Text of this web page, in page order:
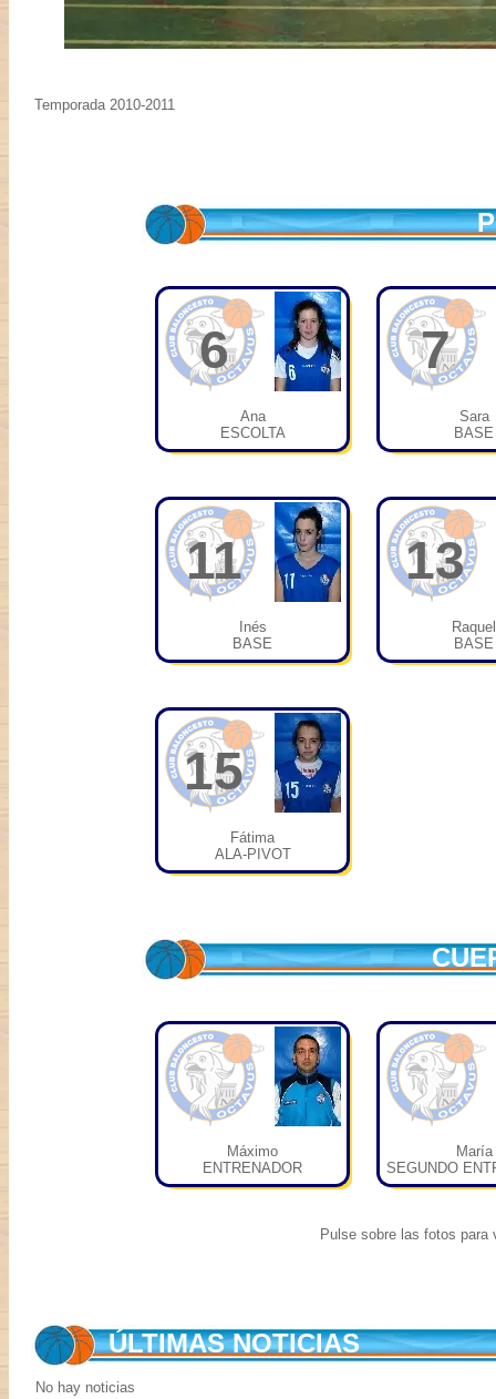
Temporada 2010-2011
6
Ana
ESCOLTA
7
Sara
BASE
11
Inés
BASE
13
Raquel
BASE
15
Fátima
ALA-PIVOT
Máximo
ENTRENADOR
María
SEGUNDO
Pulse sobre las fotos para
ÚLTIMAS NOTICIAS
No hay noticias